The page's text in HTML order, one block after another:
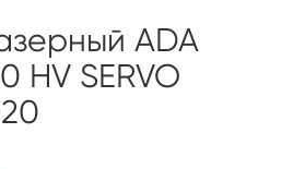
ADA
HV SERVO